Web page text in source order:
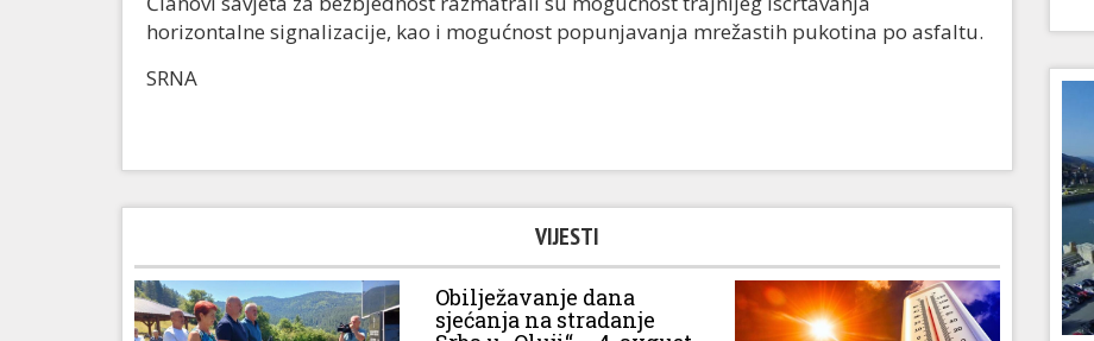
horizontalne signalizacije, kao i mogućnost popunjavanja mrežastih pukotina po asfaltu.
SRNA
VIJESTI
Obilježavanje dana
sjećanja na stradanje